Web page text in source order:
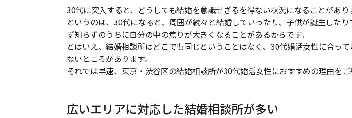
30代に突入すると、どうしても結婚を意識せざるを得ない状況になることがあり
というのは、30代になると、周囲が続々と結婚していったり、子供が誕生した
ず知らずのうちに自分の中の焦りが大きくなることがあるからです。
とはいえ、結婚相談所はどこでも同じということはなく、30代婚活女性に合っ
ないところがあります。
それでは早速、東京・渋谷区の結婚相談所が30代婚活女性におすすめの理由をご
広いエリアに対応した結婚相談所が多い